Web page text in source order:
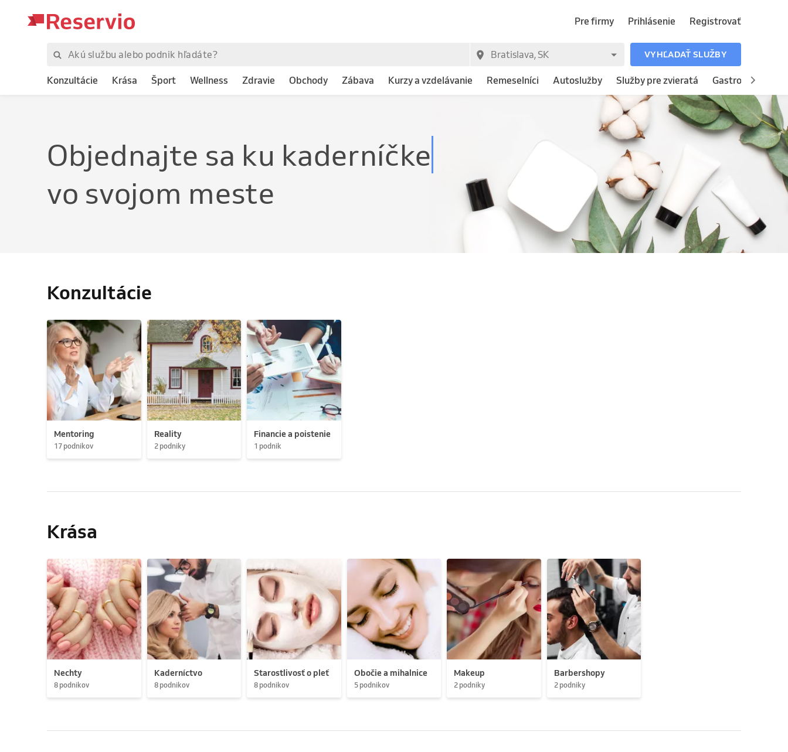
Pre firmy Prihlásenie Registrovať
VYHĽADAŤ SLUŽBY
Konzultácie Krása Šport Wellness Zdravie Obchody Zábava Kurzy a vzdelávanie Remeselníci Autoslužby Služby pre zvieratá Gastronómia
Objednajte s
vo svojom meste
Konzultácie
Mentoring
17 podnikov
Reality
2 podniky
Financie a poistenie
1 podnik
Krása
Nechty
8 podnikov
Kaderníctvo
8 podnikov
Starostlivosť o pleť
8 podnikov
Obočie a mihalnice
5 podnikov
Makeup
2 podniky
Barbershopy
2 podniky